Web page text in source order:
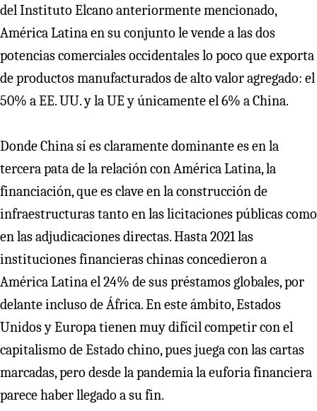
del Instituto Elcano anteriormente mencionado,
América Latina en su conjunto le vende a las dos
potencias comerciales occidentales lo poco que exporta
de productos manufacturados de alto valor agregado: el
50% a EE. UU. y la UE y únicamente el 6% a China.
Donde China sí es claramente dominante es en la
tercera pata de la relación con América Latina, la
financiación, que es clave en la construcción de
infraestructuras tanto en las licitaciones públicas como
en las adjudicaciones directas. Hasta 2021 las
instituciones financieras chinas concedieron a
América Latina el 24% de sus préstamos globales, por
delante incluso de África. En este ámbito, Estados
Unidos y Europa tienen muy difícil competir con el
capitalismo de Estado chino, pues juega con las cartas
marcadas, pero desde la pandemia la euforia financiera
parece haber llegado a su fin.